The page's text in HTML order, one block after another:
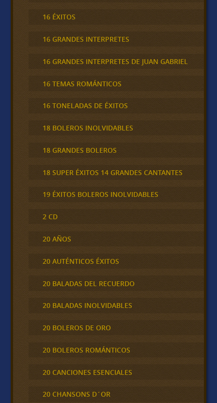
16 ÉXITOS
16 GRANDES INTERPRETES
16 GRANDES INTERPRETES DE JUAN GABRIEL
16 TEMAS ROMÁNTICOS
16 TONELADAS DE ÉXITOS
18 BOLEROS INOLVIDABLES
18 GRANDES BOLEROS
18 SUPER ÉXITOS 14 GRANDES CANTANTES
19 ÉXITOS BOLEROS INOLVIDABLES
2 CD
20 AÑOS
20 AUTÉNTICOS ÉXITOS
20 BALADAS DEL RECUERDO
20 BALADAS INOLVIDABLES
20 BOLEROS DE ORO
20 BOLEROS ROMÁNTICOS
20 CANCIONES ESENCIALES
20 CHANSONS D´OR